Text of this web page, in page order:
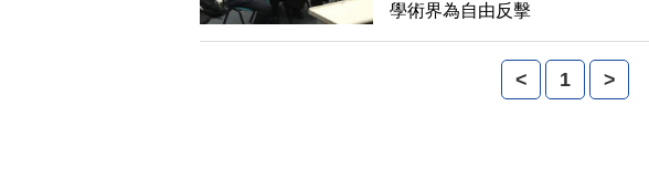
學術界為自由反擊
< 1 >